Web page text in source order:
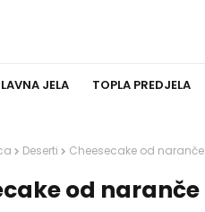
JELA TOPLA PREDJELA
Deserti Cheesecake od naranče
od naranče